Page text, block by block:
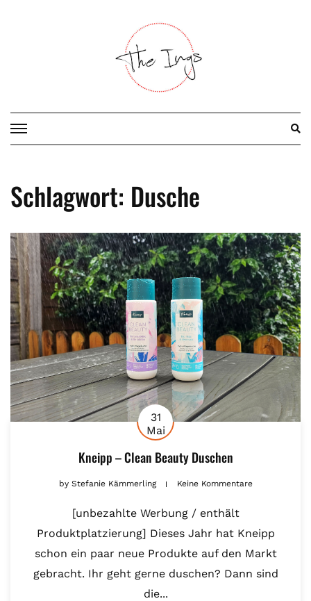
Schlagwort: Dusche
31
Mai
Kneipp – Clean Beauty Duschen
byStefanie Kämmerling Keine Kommentare
[unbezahlte Werbung / enthält
Produktplatzierung] Dieses Jahr hat Kneipp
schon ein paar neue Produkte auf den Markt
gebracht. Ihr geht gerne duschen? Dann sind
die...